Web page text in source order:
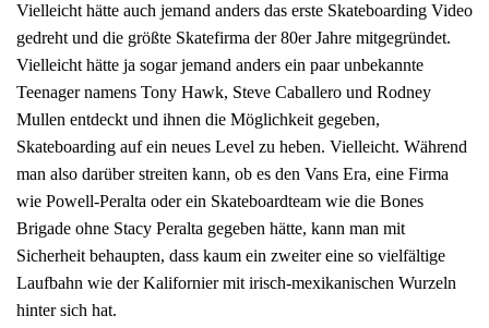
Vielleicht hätte auch jemand anders das erste Skateboarding Video
gedreht und die größte Skatefirma der 80er Jahre mitgegründet.
Vielleicht hätte ja sogar jemand anders ein paar unbekannte
Teenager namens Tony Hawk, Steve Caballero und Rodney
Mullen entdeckt und ihnen die Möglichkeit gegeben,
Skateboarding auf ein neues Level zu heben. Vielleicht. Während
man also darüber streiten kann, ob es den Vans Era, eine Firma
wie Powell-Peralta oder ein Skateboardteam wie die Bones
Brigade ohne Stacy Peralta gegeben hätte, kann man mit
Sicherheit behaupten, dass kaum ein zweiter eine so vielfältige
Laufbahn wie der Kalifornier mit irisch-mexikanischen Wurzeln
hinter sich hat.